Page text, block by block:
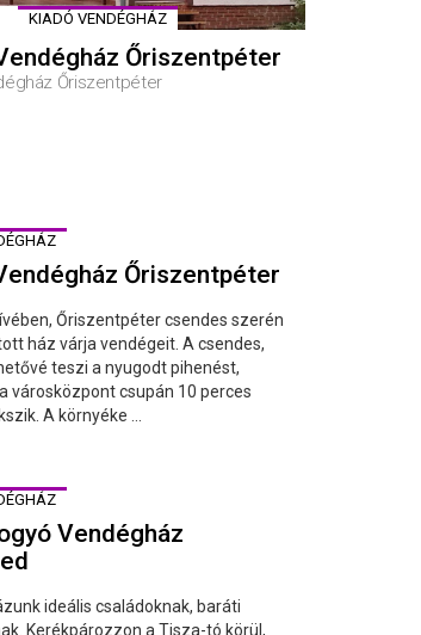
KIADÓ VENDÉGHÁZ
Őriszentpéter
Őriszentpéter
Őriszentpéter
Őriszentpéter csendes szerén
ház várja vendégeit. A csendes,
teszi a nyugodt pihenést,
városközpont csupán 10 perces
A környéke ...
Vendégház
ideális családoknak, baráti
Kerékpározzon a Tisza-tó körül,